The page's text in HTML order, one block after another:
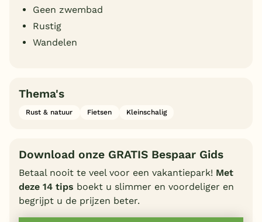
Geen zwembad
Rustig
Wandelen
Thema's
Rust & natuur Fietsen Kleinschalig
Download onze GRATIS Bespaar Gids
Betaal nooit te veel voor een vakantiepark! Met
deze 14 tips boekt u slimmer en voordeliger en
begrijpt u de prijzen beter.